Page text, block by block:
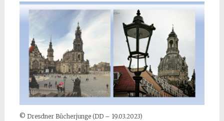
© Dresdner Bücherjunge (DD – 19.03.2023)